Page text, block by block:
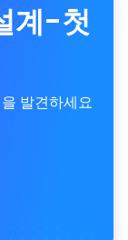
계-첫
발견하세요